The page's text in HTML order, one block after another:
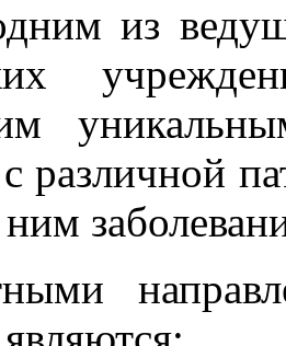
из
различной